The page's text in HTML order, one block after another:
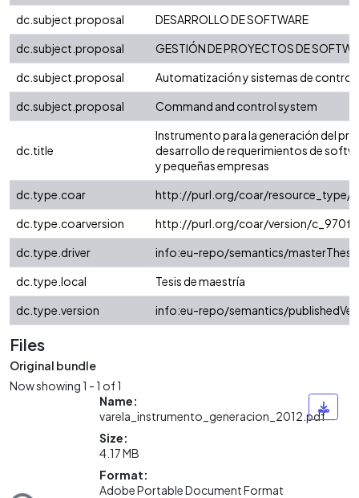
dc.subject.proposal
DESARROLLO DE SOFTWARE
dc.subject.proposal
GESTIÓN DE PROYECTOS DE
dc.subject.proposal
Automatización y sistemas de control
dc.subject.proposal
Command and control system
dc.title
Instrumento para la generación del
desarrollo de requerimientos de
y pequeñas empresas
dc.type.coar
http://purl.org/coar/resource_type/
dc.type.coarversion
http://purl.org/coar/version/
dc.type.driver
info:eu-repo/semantics/masterThesis
dc.type.local
Tesis de maestría
dc.type.version
info:eu-repo/semantics/
Files
Original bundle
Now showing1 - 1 of 1
Name:
varela_instrumento_generacion_2012.pdf
Size:
4.17 MB
Format:
Adobe Portable Document Format